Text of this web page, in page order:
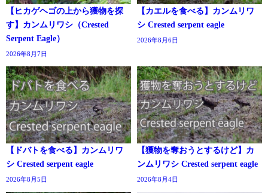
【ヒカゲヘゴの上から獲物を探
す】カンムリワシ（Crested
Serpent Eagle）
2026年8月7日
【カエルを食べる】カンムリワ
シ Crested serpent eagle
2026年8月6日
【ドバトを食べる】カンムリワ
シ Crested serpent eagle
2026年8月5日
【獲物を奪おうとするけど】カ
ンムリワシ Crested serpent eagle
2026年8月4日